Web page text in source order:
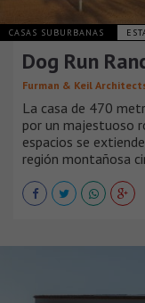
CASAS SUBURBANAS
Dog Run
Furman & Keil
La casa de 470
por un majestuoso
espacios se
región montañosa